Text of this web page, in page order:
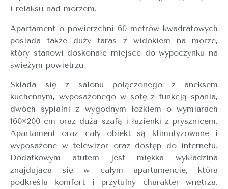
i relaksu nad morzem.
Apartament o powierzchni 60 metrów kwadratowych
posiada także duży taras z widokiem na morze,
który stanowi doskonałe miejsce do wypoczynku na
świeżym powietrzu.
Składa się z salonu połączonego z aneksem
kuchennym, wyposażonego w sofę z funkcją spania,
dwóch sypialni z wygodnym łóżkiem o wymiarach
160×200 cm oraz dużą szafą i łazienki z prysznicem.
Apartament oraz cały obiekt są klimatyzowane i
wyposażone w telewizor oraz dostęp do internetu.
Dodatkowym atutem jest miękka wykładzina
znajdująca się w całym apartamencie, która
podkreśla komfort i przytulny charakter wnętrza.